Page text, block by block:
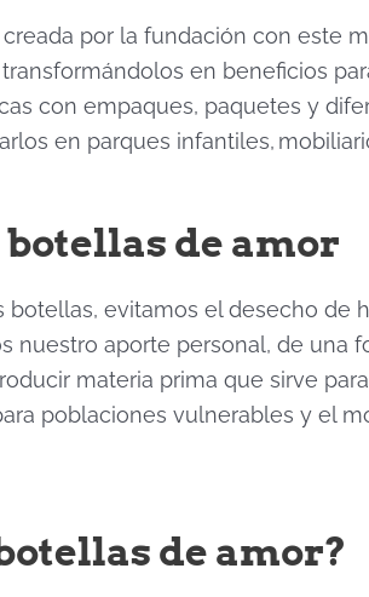
por la fundación con este
en beneficios
con empaques, paquetes y
en parques infantiles,
de amor
botellas, evitamos el desecho de
nuestro aporte personal, de una
materia prima que sirve
poblaciones vulnerables y el
de amor?